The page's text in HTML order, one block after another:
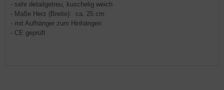
- sehr detailgetreu, kuschelig weich
- Maße Herz (Breite): ca. 25 cm
- mit Aufhänger zum Hinhängen
- CE geprüft